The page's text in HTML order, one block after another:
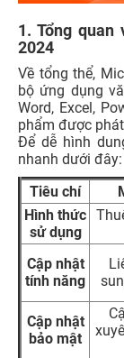
1. Tổng
2024
Về tổng thể,
bộ ứng dụng
Word, Excel,
phẩm được
Để dễ hình
nhanh dưới đây:
Tiêu chí
Hình thức
sử dụng
Cập nhật
tính năng
Cập nhật
bảo mật